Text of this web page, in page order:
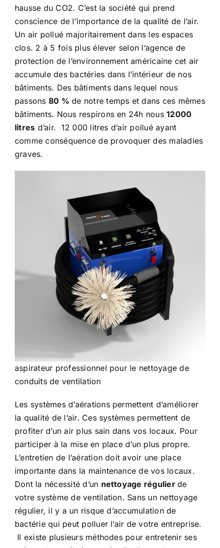
hausse du CO2. C’est la société qui prend
conscience de l’importance de la qualité de l’air.
Un air pollué majoritairement dans les espaces
clos. 2 à 5 fois plus élever selon l’agence de
protection de l’environnement américaine cet air
accumule des bactéries dans l’intérieur de nos
bâtiments. Des bâtiments dans lequel nous
passons 80 % de notre temps et dans ces mêmes
bâtiments. Nous respirons en 24h nous12000
litres d’air. 12 000 litres d’air pollué ayant
comme conséquence de provoquer des maladies
graves.
aspirateur professionnel pour le nettoyage de
conduits de ventilation
Les systèmes d’aérations permettent d’améliorer
la qualité de l’air. Ces systèmes permettent de
profiter d’un air plus sain dans vos locaux. Pour
participer à la mise en place d’un plus propre.
L’entretien de l’aération doit avoir une place
importante dans la maintenance de vos locaux.
Dont la nécessité d’un nettoyage régulierde
votre système de ventilation. Sans un nettoyage
régulier, il y a un risque d’accumulation de
bactérie qui peut polluer l’air de votre entreprise.
Il existe plusieurs méthodes pour entretenir ses